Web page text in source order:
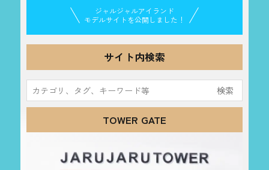
ジャルジャルアイランド
モデルサイトを公開しました！
サイト内検索
索:
TOWER GATE